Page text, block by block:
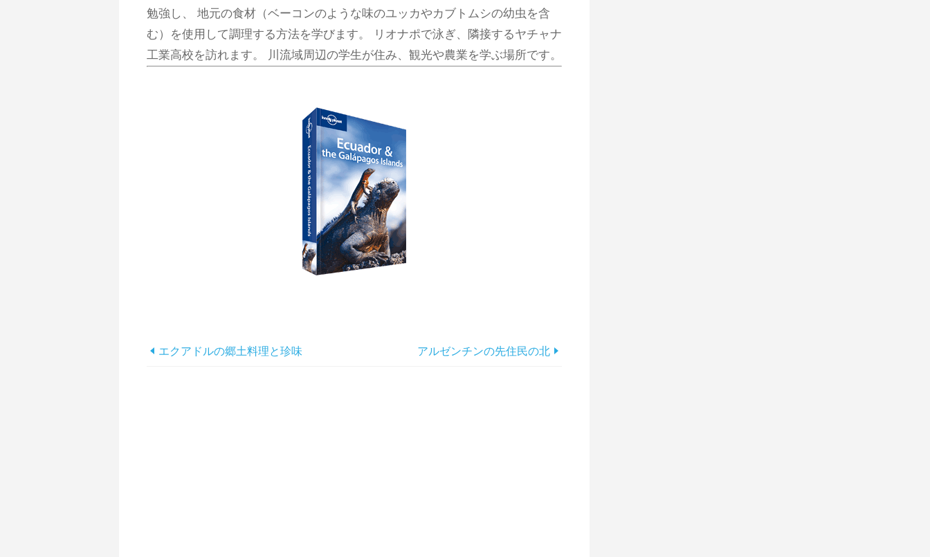
勉強し、 地元の食材（ベーコンのような味のユッカやカブトムシの幼虫を含
む）を使用して調理する方法を学びます。 リオナポで泳ぎ、隣接するヤチャナ
工業高校を訪れます。 川流域周辺の学生が住み、観光や農業を学ぶ場所です。
エクアドルの郷土料理と珍味 アルゼンチンの先住民の北